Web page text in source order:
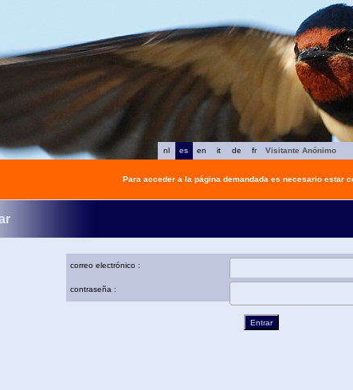
fr
de
it
en
es
nl
Visitante Anónimo
Para acceder a la página demandada es necesario estar
correo electrónico :
contraseña :